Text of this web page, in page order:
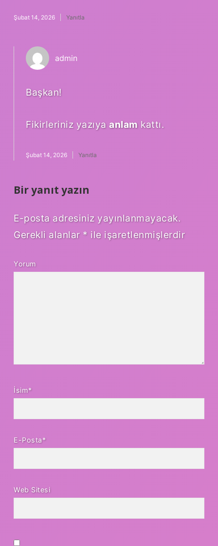
Şubat 14, 2026 Yanıtla
admin
Başkan!
Fikirleriniz yazıya anlam kattı.
Şubat 14, 2026 Yanıtla
Bir yanıt yazın
E-posta adresiniz yayınlanmayacak.
Gerekli alanlar * ile işaretlenmişlerdir
Yorum
İsim*
E-Posta*
Web Sitesi